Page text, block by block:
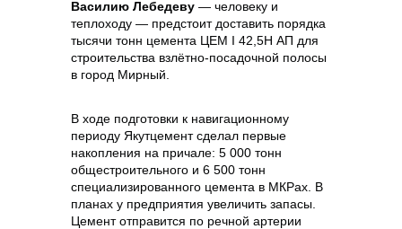
Контакты
info@vostokcement.ru
Василию Лебедеву — человеку и
теплоходу — предстоит доставить порядка
тысячи тонн цемента ЦЕМ I 42,5Н АП для
строительства взлётно-посадочной полосы
в город Мирный.
В ходе подготовки к навигационному
периоду Якутцемент сделал первые
накопления на причале: 5 000 тонн
общестроительного и 6 500 тонн
специализированного цемента в МКРах. В
планах у предприятия увеличить запасы.
Цемент отправится по речной артерии